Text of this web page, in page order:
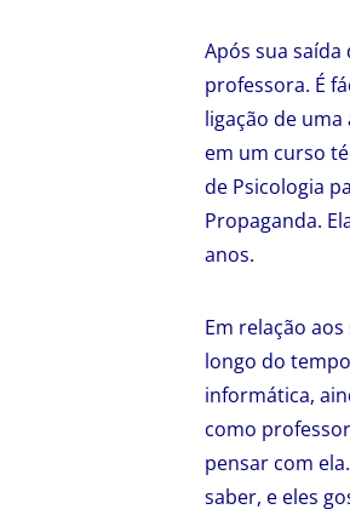
Após sua
professora. É
ligação de
em um curso
de Psicologia
Propaganda.
anos.
Em relação
longo do
informática,
como
pensar com
saber, e eles